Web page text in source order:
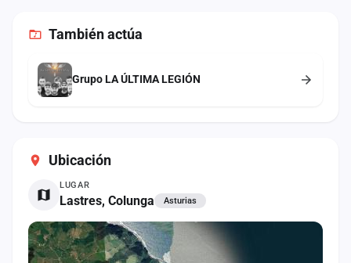
Ubicación
LUGAR
Lastres, Colunga Asturias
Tambiénactúa
Grupo LA ÚLTIMA LEGIÓN